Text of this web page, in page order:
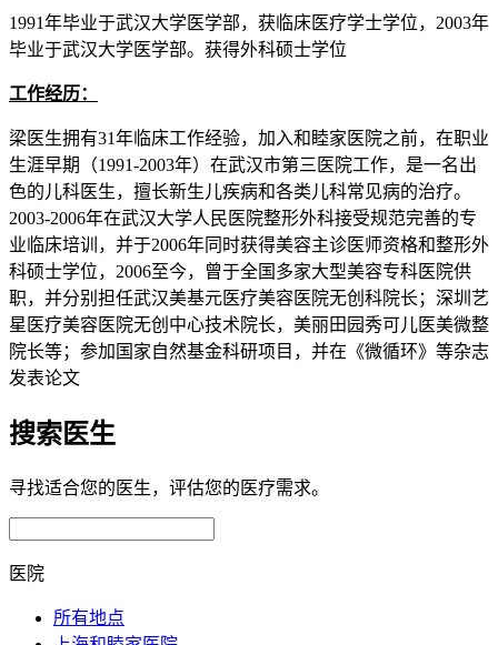
1991年毕业于武汉大学医学部，获临床医疗学士学位，2003年
毕业于武汉大学医学部。获得外科硕士学位
工作经历：
梁医生拥有31年临床工作经验，加入和睦家医院之前，在职业
生涯早期（1991-2003年）在武汉市第三医院工作，是一名出
色的儿科医生，擅长新生儿疾病和各类儿科常见病的治疗。
2003-2006年在武汉大学人民医院整形外科接受规范完善的专
业临床培训，并于2006年同时获得美容主诊医师资格和整形外
科硕士学位，2006至今，曾于全国多家大型美容专科医院供
职，并分别担任武汉美基元医疗美容医院无创科院长；深圳艺
星医疗美容医院无创中心技术院长，美丽田园秀可儿医美微整
院长等；参加国家自然基金科研项目，并在《微循环》等杂志
发表论文
搜索医生
寻找适合您的医生，评估您的医疗需求。
医院
所有地点